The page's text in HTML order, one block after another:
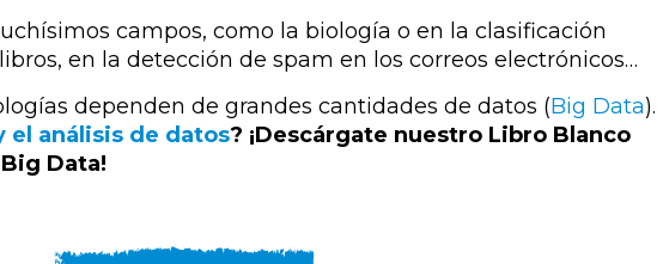
campos, como la biología o en la clasificación
en la detección de spam en los correos electrónicos…
dependen de grandes cantidades de datos (Big Data).
el análisis de datos? ¡Descárgate nuestro Libro Blanco
Data!